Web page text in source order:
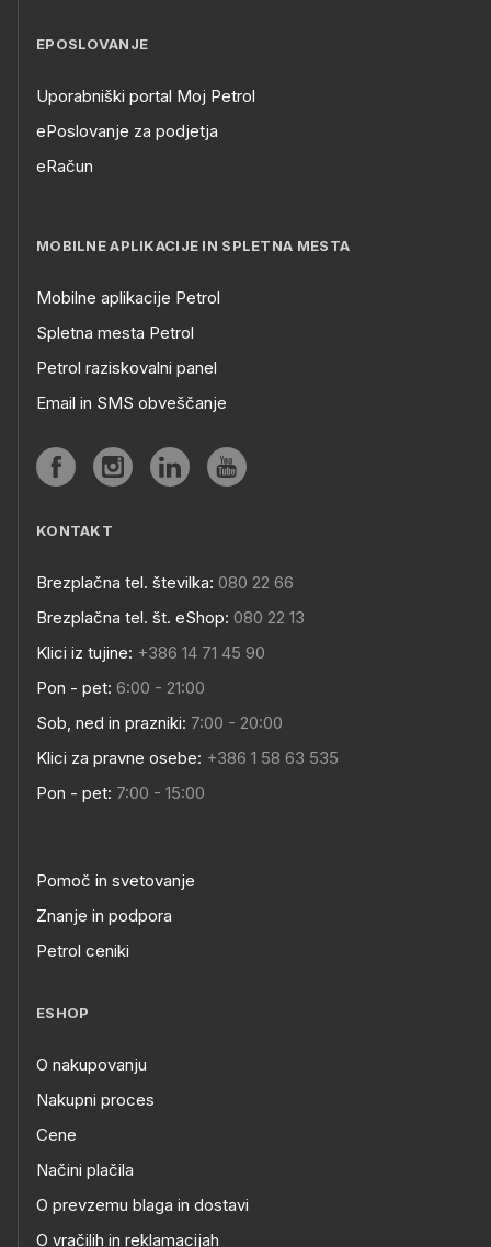
EPOSLOVANJE
Uporabniški portal Moj Petrol
ePoslovanje za podjetja
eRačun
MOBILNE APLIKACIJE IN SPLETNA MESTA
Mobilne aplikacije Petrol
Spletna mesta Petrol
Petrol raziskovalni panel
Email in SMS obveščanje
KONTAKT
Brezplačna tel. številka: 080 22 66
Brezplačna tel. št. eShop: 080 22 13
Klici iz tujine: +386 14 71 45 90
Pon - pet: 6:00 - 21:00
Sob, ned in prazniki: 7:00 - 20:00
Klici za pravne osebe: +386 1 58 63 535
Pon - pet: 7:00 - 15:00
Pomoč in svetovanje
Znanje in podpora
Petrol ceniki
ESHOP
O nakupovanju
Nakupni proces
Cene
Načini plačila
O prevzemu blaga in dostavi
O vračilih in reklamacijah